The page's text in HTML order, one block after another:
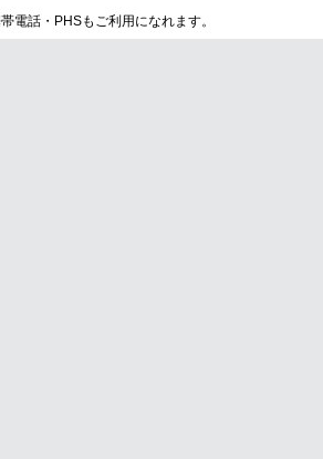
電話・PHSもご利用になれます。